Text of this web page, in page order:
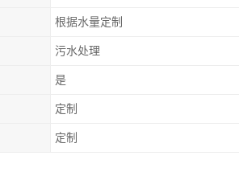
根据水量定制
污水处理
是
定制
定制